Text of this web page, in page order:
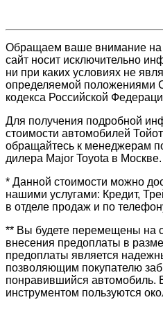
Обращаем ваше внимание на
сайт носит исключительно
ни при каких условиях не
определяемой положениями
кодекса Российской
Для получения подробной
стоимости автомобилей
обращайтесь к менеджерам
дилера Major Toyota в Москве.
* Данной стоимости можно
нашими услугами: Кредит,
в отделе продаж и по
** Вы будете перемещены на
внесения предоплаты в
предоплаты является
позволяющим покупателю
понравившийся автомобиль.
инструментом пользуются